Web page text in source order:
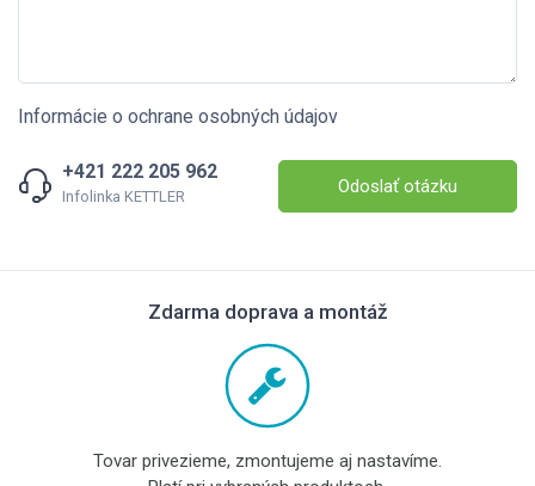
Informácie o ochrane osobných údajov
+421 222 205 962
Infolinka KETTLER Odoslať otázku
Zdarma doprava a montáž
Tovar privezieme, zmontujeme aj nastavíme.